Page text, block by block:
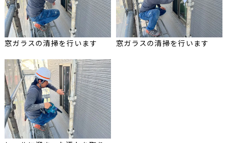
窓ガラスの清掃を行います 窓ガラスの清掃を行います